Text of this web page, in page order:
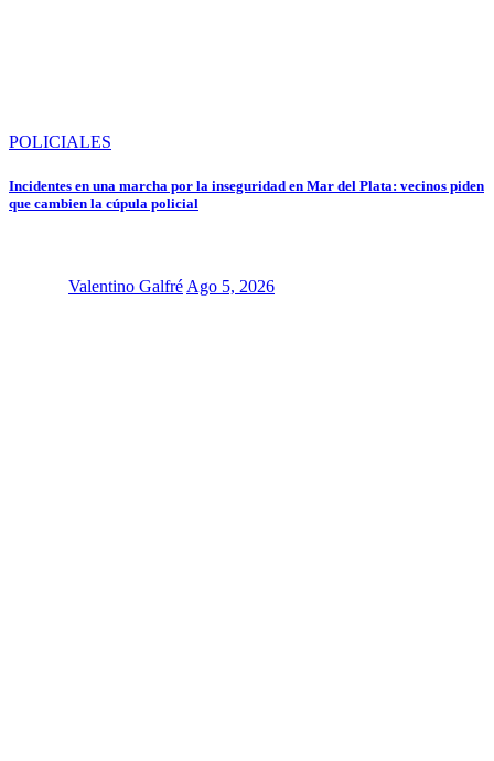
POLICIALES
Incidentes en una marcha por la inseguridad en Mar del Plata: vecinos piden
que cambien la cúpula policial
Valentino Galfré Ago 5, 2026